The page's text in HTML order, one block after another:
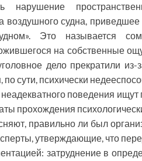
воздушного судна,
Это называется
на собственные
дело прекратили из-
по сути, психически
поведения
прохождения
правильно ли был
утверждающие, что
затруднение в